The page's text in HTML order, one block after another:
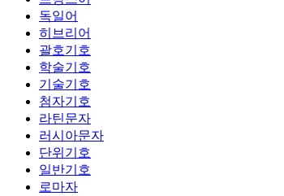
독일어
히브리어
괄호기호
학술기호
기술기호
첨자기호
라틴문자
러시아문자
단위기호
일반기호
로마자